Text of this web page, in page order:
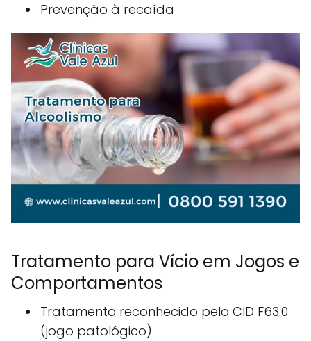
Prevenção à recaída
Tratamento para Vício em Jogos e
Comportamentos
Tratamento reconhecido pelo CID F63.0
(jogo patológico)